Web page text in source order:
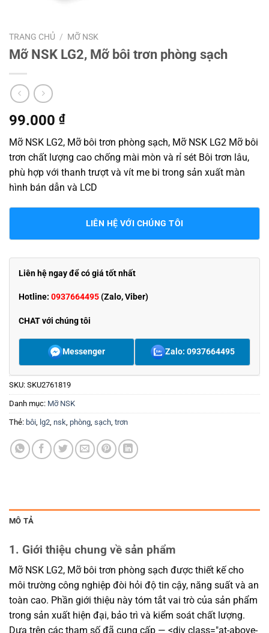
TRANG CHỦ / MỠ NSK
Mỡ NSK LG2, Mỡ bôi trơn phòng sạch
99.000 ₫
Mỡ NSK LG2, Mỡ bôi trơn phòng sạch, Mỡ NSK LG2 Mỡ bôi
trơn chất lượng cao chống mài mòn và rỉ sét Bôi trơn lâu,
phù hợp với thanh trượt và vít me bi trong sản xuất màn
hình bán dẫn và LCD
LIÊN HỆ VỚI CHÚNG TÔI
Liên hệ ngay để có giá tốt nhất
Hotline: 0937664495(Zalo, Viber)
CHAT với chúng tôi
Messenger Zalo: 0937664495
SKU: SKU2761819
Danh mục: Mỡ NSK
Thẻ: bôi lg2 nsk phòng sạch trơn
MÔ TẢ
1. Giới thiệu chung về sản phẩm
Mỡ NSK LG2, Mỡ bôi trơn phòng sạch được thiết kế cho
môi trường công nghiệp đòi hỏi độ tin cậy, năng suất và an
toàn cao. Phần giới thiệu này tóm tắt vai trò của sản phẩm
trong sản xuất hiện đại, bảo trì và kiểm soát chất lượng.
Dựa trên các tham số đã cung cấp — <div class="at-above-